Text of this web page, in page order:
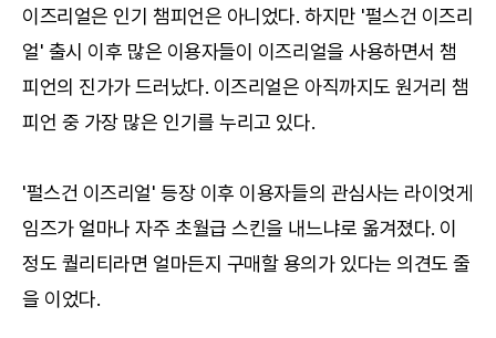
이즈리얼은 인기 챔피언은 아니었다. 하지만 '펄스건 이즈리
얼' 출시 이후 많은 이용자들이 이즈리얼을 사용하면서 챔
피언의 진가가 드러났다. 이즈리얼은 아직까지도 원거리 챔
피언 중 가장 많은 인기를 누리고 있다.
'펄스건 이즈리얼' 등장 이후 이용자들의 관심사는 라이엇게
임즈가 얼마나 자주 초월급 스킨을 내느냐로 옮겨졌다. 이
정도 퀄리티라면 얼마든지 구매할 용의가 있다는 의견도 줄
을 이었다.